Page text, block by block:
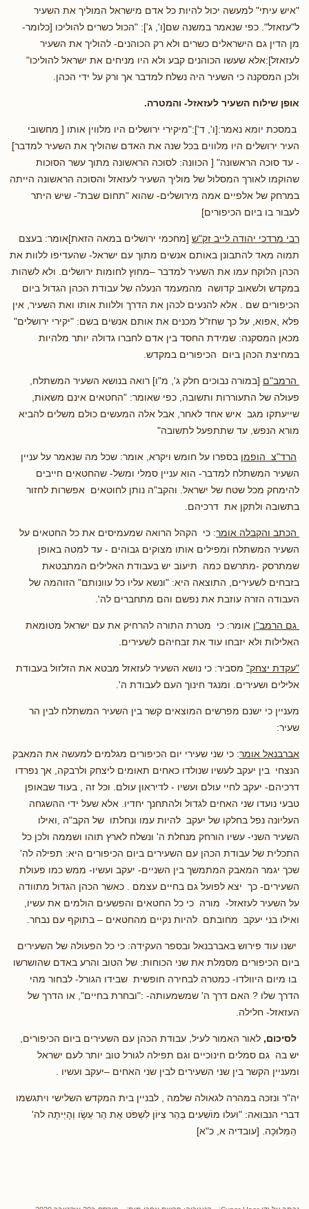
"איש עיתי" למעשה יכול להיות כל אדם מישראל המוליך את השעיר
ל"עזאזל". כפי שנאמר במשנה שם[ו', ג']: "הכול כשרים להוליכו [כלומר-
מן הדין גם הישראלים כשרים ולא רק הכוהנים- להוליך את השעיר
לעזאזל]:אלא שעשו הכוהנים קבע ולא היו מניחים את ישראל להוליכו"
ולכן המסקנה כי השעיר היה נשלח למדבר אך ורק על ידי הכהן.
אופן שילוח השעיר לעזאזל- והמטרה.
במסכת יומא נאמר:[ו', ד']:"מיקירי ירושלים היו מלווין אותו [ מחשובי
העיר ירושלים היו מלווים בכל שנה את האדם שהוליך את השעיר למדבר]
- עד סוכה הראשונה" [ הכוונה: לסוכה הראשונה מתוך עשר הסוכות
שהוקמו לאורך המסלול של מוליך השעיר לעזאזל והסוכה הראשונה הייתה
במרחק של אלפיים אמה מירושלים- שהוא "תחום שבת"- שיש היתר
לעבור בו ביום הכיפורים]
רבי מרדכי יהודה לייב זק"ש [מחכמי ירושלים במאה הזאת]אומר: בעצם
תמוה מאד להתבונן באותם אנשים מתוך עם ישראל- שהעדיפו ללוות את
הכהן הלוקח עמו את השעיר למדבר –מחוץ לחומות ירושלים. ולא לשהות
במקדש ולשאוב קדושה מהמעמד הנעלה של עבודת הכהן הגדול ביום
הכיפורים שם . אלא להנעים לכהן את הדרך וללוות אותו ואת השעיר, אין
פלא ,אפוא, על כך שחז"ל מכנים את אותם אנשים בשם: "יקירי ירושלים"
מכאן המסקנה: שמידת החסד בין אדם לחברו גדולה יותר מלהיות
במחיצת הכהן ביום הכיפורים במקדש.
הרמב"ם [במורה נבוכים חלק ג', מ"ו] רואה בנושא השעיר המשתלח,
פעולה של התעוררות ותשובה, כפי שאומר: "החטאים אינם משאות,
שייעתקו מגב איש אחד לאחר, אבל אלה המעשים כולם משלים להביא
מורא הנפש, עד שתתפעל לתשובה"
הרד"צ הופמן בספרו על חומש ויקרא, אומר: שכל מה שנאמר על עניין
השעיר המשתלח למדבר- הוא עניין סמלי ומשל- שהחטאים חייבים
להימחק מכל שטח של ישראל. והקב"ה נותן לחוטאים אפשרות לחזור
בתשובה ולתקן את דרכיהם.
הכתב והקבלה אומר: כי הקהל הרואה שמעמיסים את כל החטאים על
השעיר המשתלח ומפילים אותו מצוקים גבוהים - עד למטה באופן
שמתרסק -מתרשם כמה תיעוב יש בעבודת האלילים המתבטאת
בזבחים לשעירים, התוצאה היא: "ונשא עליו כל עוונותם" הזוהמה של
העבודה הזרה עוזבת את נפשם והם מתחברים לה'.
גם הרמב"ן אומר: כי מטרת התורה להרחיק את עם ישראל מטומאת
האלילות ולא יזבחו עוד את זבחיהם לשעירים.
"עקדת יצחק" מסביר: כי נושא השעיר לעזאזל מבטא את הזלזול בעבודת
אלילים ושעירים. ומנגד חינוך העם לעבודת ה'.
מעניין כי ישנם מפרשים המוצאים קשר בין השעיר המשתלח לבין הר
שעיר:
אברבנאל אומר: כי שני שעירי יום הכיפורים מגלמים למעשה את המאבק
הנצחי בין יעקב לעשיו שנולדו כאחים תאומים ליצחק ולרבקה, אך נפרדו
דרכיהם- יעקב לחיי עולם ועשיו - לדיראון עולם. וכל זה , בעוד שבאופן
טבעי נועדו שני האחים לגדול ולהתחנך יחדיו. אלא שעל ידי ההשגחה
העליונה נפל בחלקו של יעקב להיות עמו ונחלתו של הקב"ה ,ואילו
השעיר השני- עשיו הורחק מנחלת ה' ונשלח לארץ תוהו ושממה ולכן כל
התכלית של עבודת הכהן עם השעירים ביום הכיפורים היא: תפילה לה'
שכך יגמר המאבק המתמשך בין השניים- יעקב ועשיו- ממש כמו פעולת
השעירים- כך יצא לפועל גם בחיים עצמם . כאשר הכהן הגדול מתוודה
על השעיר לעזאזל- מורה כי כל החטאים והפשעים הולמים את עשיו,
ואילו בני יעקב מחובתם להיות נקיים מהחטאים – בתוקף עם נבחר.
ישנו עוד פירוש באברבנאל ובספר העקידה: כי כל הפעולה של השעירים
ביום הכיפורים מסמלת את שני הכוחות: של הטוב והרע באדם שהושרשו
בו מיום היוולדו- כמטרה לבחירה חופשית שבידו הגורל- לבחור מהי
הדרך שלו ? האם דרך ה' שמשמעותה- :"ובחרת בחיים", או הדרך של
העזאזל- חלילה.
לסיכום, לאור האמור לעיל, עבודת הכהן עם השעירים ביום הכיפורים,
יש בה גם סמלים חינוכיים וגם תפילה לגורל טוב יותר לעם ישראל
ומעניין הקשר בין שני השעירים לבין שני האחים –יעקב ועשיו .
יה"ר ונזכה במהרה לגאולה שלמה , לבניין בית המקדש השלישי ויתגשמו
דברי הנבואה: "ועלו מוֹשִׁעִים בְּהַר צִיּוֹן לִשְׁפֹּט אֶת הַר עֵשָׂו וְהָיְיתָה לה'
הַמְּלוּכָה. [עובדיה א, כ"א]